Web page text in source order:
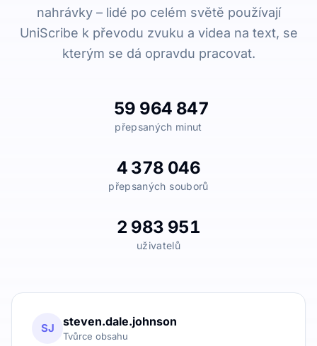
nahrávky – lidé po celém světě používají
UniScribe k převodu zvuku a videa na text, se
kterým se dá opravdu pracovat.
59 964 847
přepsaných minut
4 378 046
přepsaných souborů
2 983 951
uživatelů
SJ steven.dale.johnson
Tvůrce obsahu